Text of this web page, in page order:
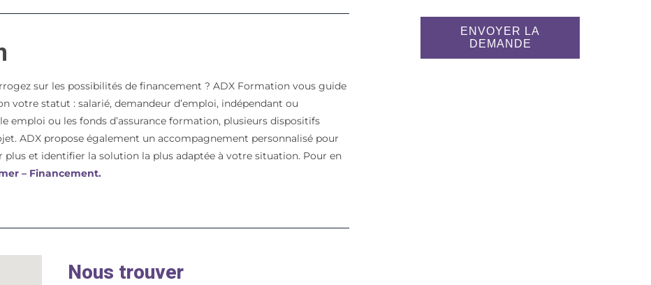
sur les possibilités de financement ? ADX Formation vous guide
votre statut : salarié, demandeur d’emploi, indépendant ou
emploi ou les fonds d’assurance formation, plusieurs dispositifs
ADX propose également un accompagnement personnalisé pour
et identifier la solution la plus adaptée à votre situation. Pour en
– Financement.
Nous trouver
ENVOYER LA
DEMANDE